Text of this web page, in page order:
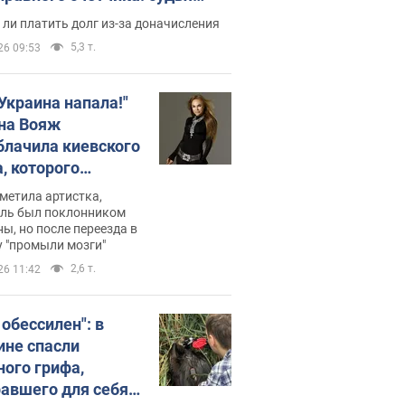
неожиданное решение
платить долг из-за доначисления
09:53 5,3 т.
напала!"
Вояж
киевского
которого
он
не знал,
хочет
украинцев
артистка,
был поклонником
но после переезда в
"промыли мозги"
11:42 2,6 т.
в
спасли
грифа,
для себя